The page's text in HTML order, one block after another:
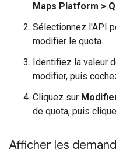
Maps Platform >
Sélectionnez l'API
modifier le quota.
Identifiez la valeur
modifier, puis
Cliquez sur
de quota, puis
Afficher les